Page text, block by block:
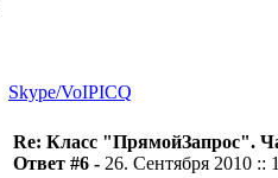
Skype/VoIPICQ
Re: Класс "ПрямойЗапрос".
Ответ #6 - 26. Сентября 2010 ::